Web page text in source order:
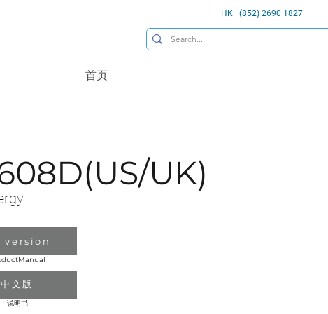
HK (852) 2690 1827
首页
UK)
version
中文版
说明书